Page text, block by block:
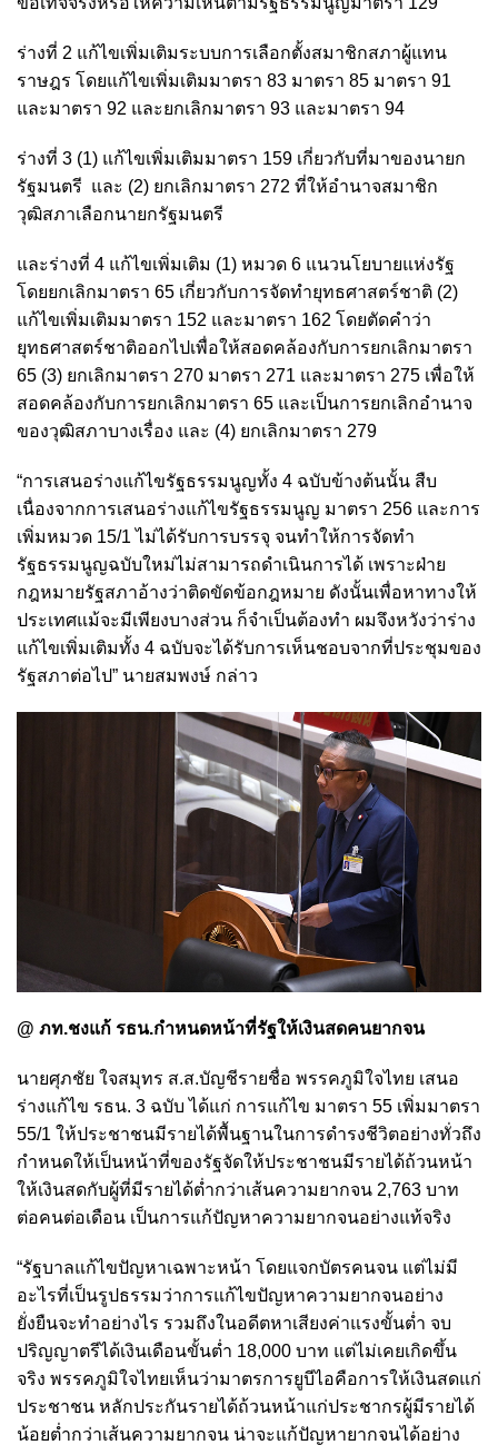
ร่างที่ 2 แก้ไขเพิ่มเติมระบบการเลือกตั้งสมาชิกสภาผู้แทน
ราษฎร โดยแก้ไขเพิ่มเติมมาตรา 83 มาตรา 85 มาตรา 91
และมาตรา 92 และยกเลิกมาตรา 93 และมาตรา 94
ร่างที่ 3 (1) แก้ไขเพิ่มเติมมาตรา 159 เกี่ยวกับที่มาของนายก
รัฐมนตรี และ (2) ยกเลิกมาตรา 272 ที่ให้อำนาจสมาชิก
วุฒิสภาเลือกนายกรัฐมนตรี
และร่างที่ 4 แก้ไขเพิ่มเติม (1) หมวด 6 แนวนโยบายแห่งรัฐ
โดยยกเลิกมาตรา 65 เกี่ยวกับการจัดทำยุทธศาสตร์ชาติ (2)
แก้ไขเพิ่มเติมมาตรา 152 และมาตรา 162 โดยตัดคำว่า
ยุทธศาสตร์ชาติออกไปเพื่อให้สอดคล้องกับการยกเลิกมาตรา
65 (3) ยกเลิกมาตรา 270 มาตรา 271 และมาตรา 275 เพื่อให้
สอดคล้องกับการยกเลิกมาตรา 65 และเป็นการยกเลิกอำนาจ
ของวุฒิสภาบางเรื่อง และ (4) ยกเลิกมาตรา 279
“การเสนอร่างแก้ไขรัฐธรรมนูญทั้ง 4 ฉบับข้างต้นนั้น สืบ
เนื่องจากการเสนอร่างแก้ไขรัฐธรรมนูญ มาตรา 256 และการ
เพิ่มหมวด 15/1 ไม่ได้รับการบรรจุ จนทำให้การจัดทำ
รัฐธรรมนูญฉบับใหม่ไม่สามารถดำเนินการได้ เพราะฝ่าย
กฎหมายรัฐสภาอ้างว่าติดขัดข้อกฎหมาย ดังนั้นเพื่อหาทางให้
ประเทศแม้จะมีเพียงบางส่วน ก็จำเป็นต้องทำ ผมจึงหวังว่าร่าง
แก้ไขเพิ่มเติมทั้ง 4 ฉบับจะได้รับการเห็นชอบจากที่ประชุมของ
รัฐสภาต่อไป” นายสมพงษ์ กล่าว
@ ภท.ชงแก้ รธน.กำหนดหน้าที่รัฐให้เงินสดคนยากจน
นายศุภชัย ใจสมุทร ส.ส.บัญชีรายชื่อ พรรคภูมิใจไทย เสนอ
ร่างแก้ไข รธน. 3 ฉบับ ได้แก่ การแก้ไข มาตรา 55 เพิ่มมาตรา
55/1 ให้ประชาชนมีรายได้พื้นฐานในการดำรงชีวิตอย่างทั่วถึง
กำหนดให้เป็นหน้าที่ของรัฐจัดให้ประชาชนมีรายได้ถ้วนหน้า
ให้เงินสดกับผู้ที่มีรายได้ต่ำกว่าเส้นความยากจน 2,763 บาท
ต่อคนต่อเดือน เป็นการแก้ปัญหาความยากจนอย่างแท้จริง
“รัฐบาลแก้ไขปัญหาเฉพาะหน้า โดยแจกบัตรคนจน แต่ไม่มี
อะไรที่เป็นรูปธรรมว่าการแก้ไขปัญหาความยากจนอย่าง
ยั่งยืนจะทำอย่างไร รวมถึงในอดีตหาเสียงค่าแรงขั้นต่ำ จบ
ปริญญาตรีได้เงินเดือนขั้นต่ำ 18,000 บาท แต่ไม่เคยเกิดขึ้น
จริง พรรคภูมิใจไทยเห็นว่ามาตรการยูบีไอคือการให้เงินสดแก่
ประชาชน หลักประกันรายได้ถ้วนหน้าแก่ประชากรผู้มีรายได้
น้อยต่ำกว่าเส้นความยากจน น่าจะแก้ปัญหายากจนได้อย่าง